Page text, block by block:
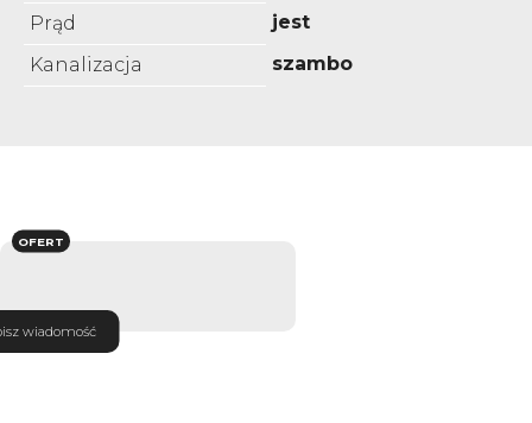
Prąd
jest
Kanalizacja
szambo
wiadomość
OFERT